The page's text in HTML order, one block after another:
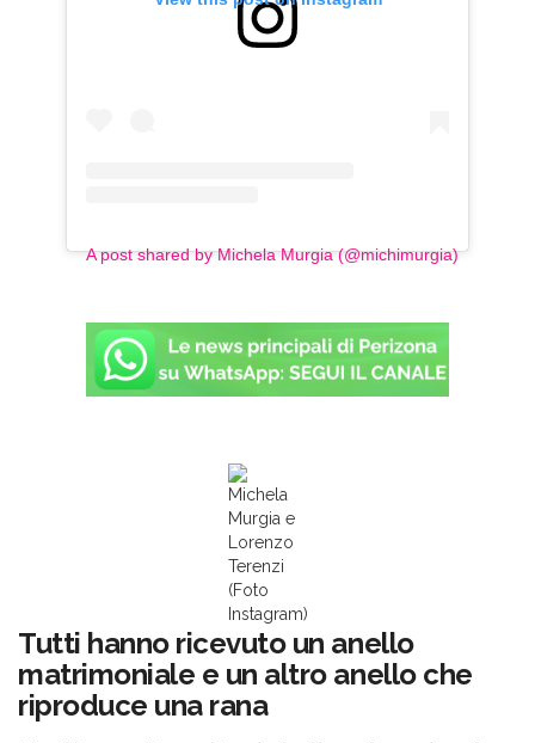
A post shared by Michela Murgia (@michimurgia)
Michela
Murgia e
Lorenzo
Terenzi
(Foto
Instagram)
Tutti hanno ricevuto un anello
matrimoniale e un altro anello che
riproduce una rana